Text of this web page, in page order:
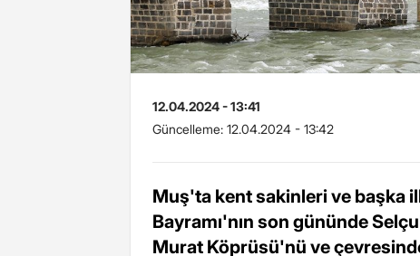
12.04.2024 - 13:41
Güncelleme: 12.04.2024 - 13:42
Muş'ta kent sakinleri ve başka
Bayramı'nın son gününde
Murat Köprüsü'nü ve